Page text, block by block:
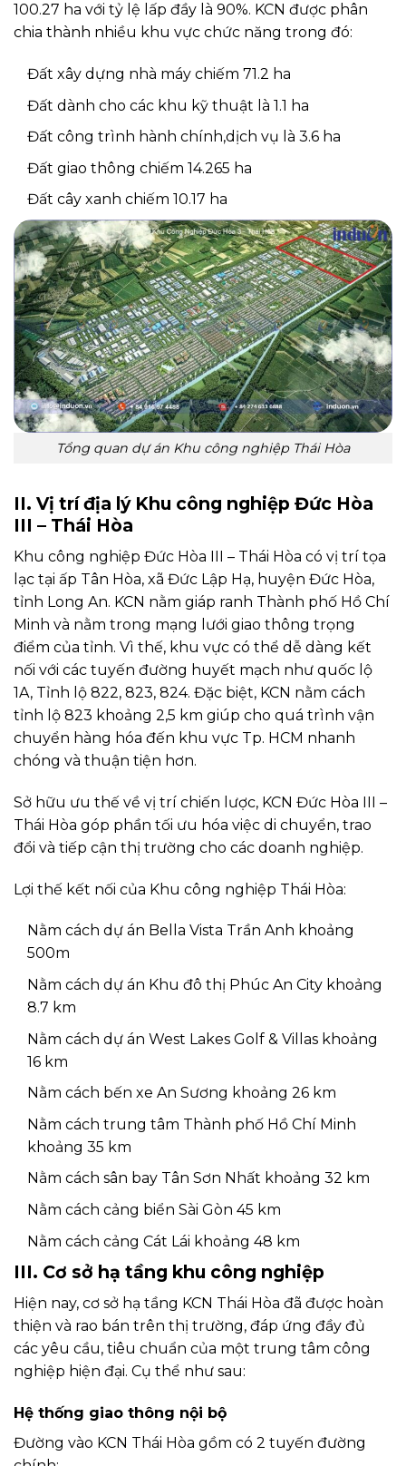
100.27 ha với tỷ lệ lấp đầy là 90%. KCN được phân
chia thành nhiều khu vực chức năng trong đó:
Đất xây dựng nhà máy chiếm 71.2 ha
Đất dành cho các khu kỹ thuật là 1.1 ha
Đất công trình hành chính,dịch vụ là 3.6 ha
Đất giao thông chiếm 14.265 ha
Đất cây xanh chiếm 10.17 ha
Tổng quan dự án Khu công nghiệp Thái Hòa
II. Vị trí địa lý Khu công nghiệp Đức Hòa
III – Thái Hòa
Khu công nghiệp Đức Hòa III – Thái Hòa có vị trí tọa
lạc tại ấp Tân Hòa, xã Đức Lập Hạ, huyện Đức Hòa,
tỉnh Long An. KCN nằm giáp ranh Thành phố Hồ Chí
Minh và nằm trong mạng lưới giao thông trọng
điểm của tỉnh. Vì thế, khu vực có thể dễ dàng kết
nối với các tuyến đường huyết mạch như quốc lộ
1A, Tỉnh lộ 822, 823, 824. Đặc biệt, KCN nằm cách
tỉnh lộ 823 khoảng 2,5 km giúp cho quá trình vận
chuyển hàng hóa đến khu vực Tp. HCM nhanh
chóng và thuận tiện hơn.
Sở hữu ưu thế về vị trí chiến lược, KCN Đức Hòa III –
Thái Hòa góp phần tối ưu hóa việc di chuyển, trao
đổi và tiếp cận thị trường cho các doanh nghiệp.
Lợi thế kết nối của Khu công nghiệp Thái Hòa:
Nằm cách dự án Bella Vista Trần Anh khoảng
500m
Nằm cách dự án Khu đô thị Phúc An City khoảng
8.7 km
Nằm cách dự án West Lakes Golf & Villas khoảng
16 km
Nằm cách bến xe An Sương khoảng 26 km
Nằm cách trung tâm Thành phố Hồ Chí Minh
khoảng 35 km
Nằm cách sân bay Tân Sơn Nhất khoảng 32 km
Nằm cách cảng biển Sài Gòn 45 km
Nằm cách cảng Cát Lái khoảng 48 km
III. Cơ sở hạ tầng khu công nghiệp
Hiện nay, cơ sở hạ tầng KCN Thái Hòa đã được hoàn
thiện và rao bán trên thị trường, đáp ứng đầy đủ
các yêu cầu, tiêu chuẩn của một trung tâm công
nghiệp hiện đại. Cụ thể như sau:
Hệ thống giao thông nội bộ
Đường vào KCN Thái Hòa gồm có 2 tuyến đường